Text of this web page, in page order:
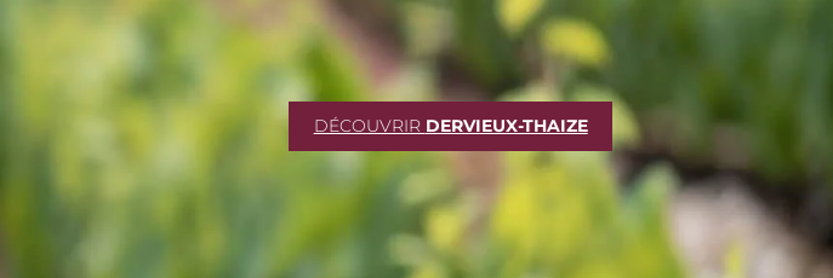
DÉCOUVRIR DERVIEUX-THAIZE